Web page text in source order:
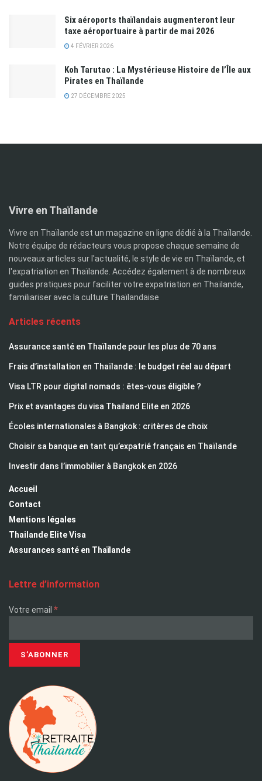
Six aéroports thaïlandais augmenteront leur
taxe aéroportuaire à partir de mai 2026
4 FÉVRIER 2026
Koh Tarutao : La Mystérieuse Histoire de l’Île aux
Pirates en Thaïlande
27 DÉCEMBRE 2025
Vivre en Thaïlande
Vivre en Thaïlande est un magazine en ligne dédié à la Thaïlande.
Notre équipe de rédacteurs vous propose chaque semaine de
nouveaux articles sur l'actualité, le style de vie en Thaïlande, et
l'expatriation en Thaïlande. Accédez également à de nombreux
guides pratiques pour faciliter votre expatriation en Thaïlande,
familiariser avec la culture Thaïlandaise
Articles récents
Assurance santé en Thaïlande pour les plus de 70 ans
Frais d’installation en Thaïlande : le budget réel au départ
Visa LTR pour digital nomads : êtes-vous éligible ?
Prix et avantages du visa Thailand Elite en 2026
Écoles internationales à Bangkok : critères de choix
Choisir sa banque en tant qu’expatrié français en Thaïlande
Investir dans l’immobilier à Bangkok en 2026
Accueil
Contact
Mentions légales
Thailande Elite Visa
Assurances santé en Thaïlande
Lettre d’information
Votre email *